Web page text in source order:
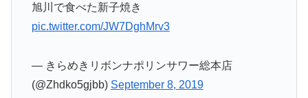
旭川で食べた新子焼き
pic.twitter.com/JW7DghMrv3
— きらめきリボンナポリンサワー総本店
(@Zhdko5gjbb) September 8, 2019